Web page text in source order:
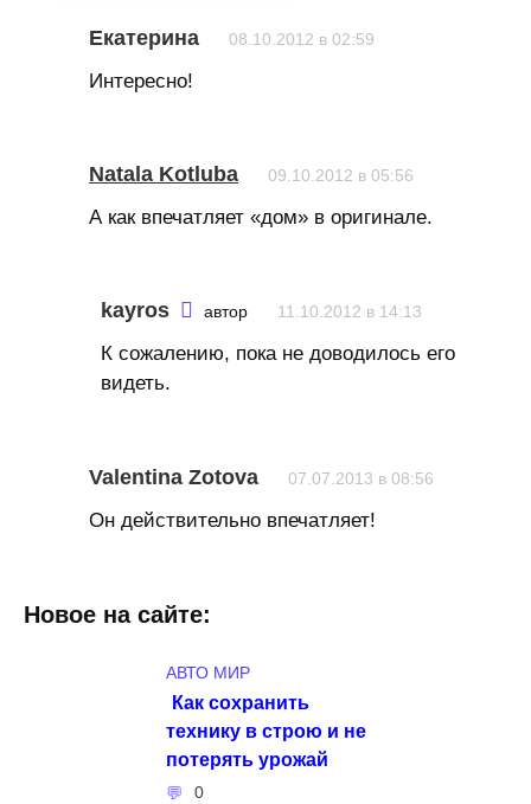
Екатерина 08.10.2012 в 02:59
Интересно!
Natala Kotluba 09.10.2012 в 05:56
А как впечатляет «дом» в оригинале.
kayros автор 11.10.2012 в 14:13
К сожалению, пока не доводилось его
видеть.
Valentina Zotova 07.07.2013 в 08:56
Он действительно впечатляет!
Новое на сайте:
АВТО МИР
Как сохранить
технику в строю и не
потерять урожай
0